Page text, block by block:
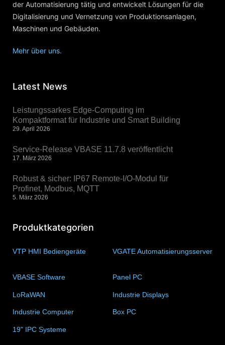
der Automatisierung tätig und entwickelt Lösungen für die
Digitalisierung und Vernetzung von Produktionsanlagen,
Maschinen und Gebäuden.
Mehr über uns.
Latest News
Leistungssarkes Edge-Computing im
Kompaktformat für Industrie und Smart Building
29. April 2026
Service-Release VBASE 11.7.8 veröffentlicht
17. März 2026
Robust & sicher: IP67 Remote-I/O-Modul für
Profinet, Modbus, MQTT
5. März 2026
Produktkategorien
VTP HMI Bediengeräte
VGATE Automatisierungsserver
VBASE Software Panel PC
LoRaWAN Industrie Displays
Industrie Computer Box PC
19" IPC Systeme